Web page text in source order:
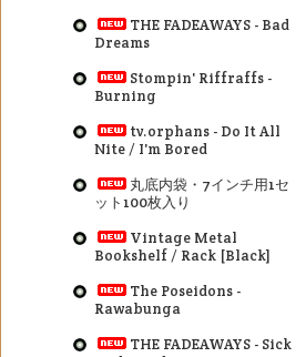
THE FADEAWAYS - Bad
Dreams
Stompin' Riffraffs -
Burning
tv.orphans - Do It All
Nite / I'm Bored
丸底内袋・7インチ用1セ
ット100枚入り
Vintage Metal
Bookshelf / Rack [Black]
The Poseidons -
Rawabunga
THE FADEAWAYS - Sick